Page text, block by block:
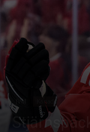
JVM Kanada